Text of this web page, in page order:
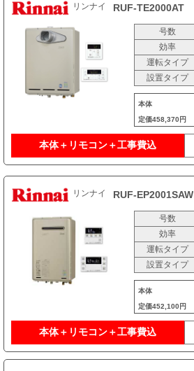
リンナイ RUF-TE2000AT
号数
効率
運転タイプ
設置タイプ
本体
定価458,370円
本体＋リモコン＋工事費込
リンナイ RUF-EP2001SAW
号数
効率
運転タイプ
設置タイプ
本体
定価452,100円
本体＋リモコン＋工事費込